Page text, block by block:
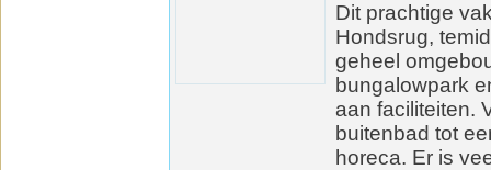
Dit prachtige
Hondsrug,
geheel
bungalowpark
aan faciliteiten.
buitenbad tot
horeca. Er is